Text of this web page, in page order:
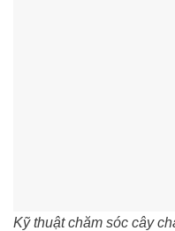
Kỹ thuật chăm sóc cây